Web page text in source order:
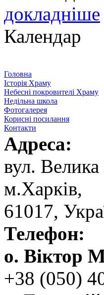
докладніше
Календар
Головна
Історія Храму
Небесні покровителі Храму
Недільна школа
Фотогалерея
Корисні посилання
Контакти
Адреса:
вул.
‬м.Харків,
‬61017,
Телефон:
о. Віктор
+38 (050)‭